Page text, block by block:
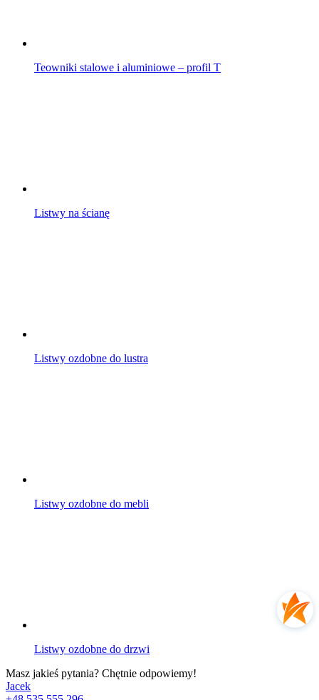
Teowniki stalowe i aluminiowe – profil T
Listwy na ścianę
Listwy ozdobne do lustra
Listwy ozdobne do mebli
Listwy ozdobne do drzwi
Masz jakieś pytania? Chętnie odpowiemy!
Jacek